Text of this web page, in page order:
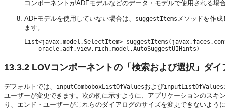
コンポーネントがADFモデルなどのデータ・モデルで使用される場
ADFモデルを使用していない場合は、 suggestItems メソッドを作
ます。
List<javax.model.SelectItem>
    oracle.adf.view.rich.model.AutoSuggestUIHints)
13.3.2 LOVコンポーネントの「検索および選択」ダ
デフォルトでは、 inputComboboxListOfValuesおよびinputListOfValues
ユーザーが変更できます。次の例に示すように、アプリケーションのスキ
り、エンド・ユーザーがこれらのダイアログのサイズを変更できないよう